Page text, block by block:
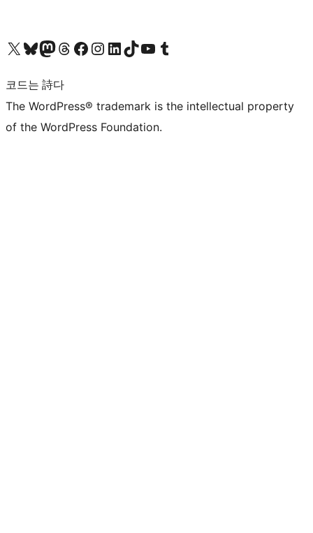
X(이전 트위터) 계정 방문하기블루스카이 계정 방문하기마스토돈 계정 방문하기스레드 계정 방문하기 페이스북 페이지 방문하기인스타그램 계정 방문하기 LinkedIn 계정 방문하기틱톡 계정 방문하기유튜브 채널 방문하기 텀블러 계정 방문하기
코드는 詩다
The WordPress® trademark is the intellectual property
of the WordPress Foundation.